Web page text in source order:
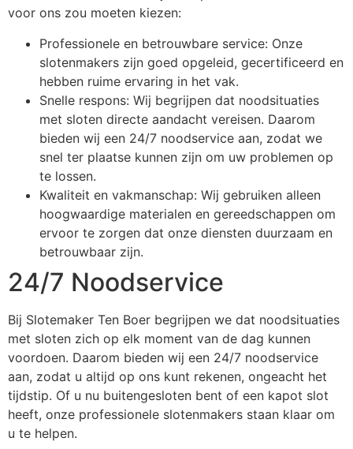
voor ons zou moeten kiezen:
Professionele en betrouwbare service: Onze
slotenmakers zijn goed opgeleid, gecertificeerd en
hebben ruime ervaring in het vak.
Snelle respons: Wij begrijpen dat noodsituaties
met sloten directe aandacht vereisen. Daarom
bieden wij een 24/7 noodservice aan, zodat we
snel ter plaatse kunnen zijn om uw problemen op
te lossen.
Kwaliteit en vakmanschap: Wij gebruiken alleen
hoogwaardige materialen en gereedschappen om
ervoor te zorgen dat onze diensten duurzaam en
betrouwbaar zijn.
24/7 Noodservice
Bij Slotemaker Ten Boer begrijpen we dat noodsituaties
met sloten zich op elk moment van de dag kunnen
voordoen. Daarom bieden wij een 24/7 noodservice
aan, zodat u altijd op ons kunt rekenen, ongeacht het
tijdstip. Of u nu buitengesloten bent of een kapot slot
heeft, onze professionele slotenmakers staan klaar om
u te helpen.